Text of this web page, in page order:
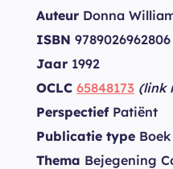
Auteur Donna
ISBN 9789026962806
Jaar 1992
OCLC 65848173 (link
PerspectiefPatiënt
Publicatie type Boek
Thema Bejegening